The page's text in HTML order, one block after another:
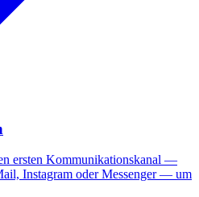
ersten Kommunikationskanal —
Instagram oder Messenger — um